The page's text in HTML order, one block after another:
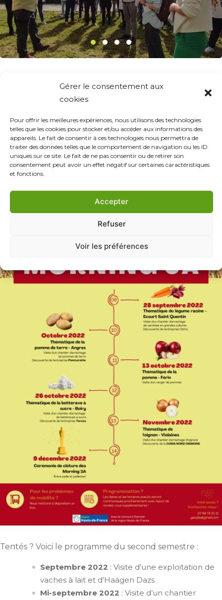
Gérer le consentement aux
cookies
Pour offrir les meilleures expériences, nous utilisons des technologies
telles que les cookies pour stocker et/ou accéder aux informations des
appareils. Le fait de consentir à ces technologies nous permettra de
traiter des données telles que le comportement de navigation ou les ID
uniques sur ce site. Le fait de ne pas consentir ou de retirer son
consentement peut avoir un effet négatif sur certaines caractéristiques
et fonctions.
Accepter
Refuser
Voir les préférences
prescripteurs et leurs bénéficiaires à faire la visite de la
structure tout en découvrant thématiques par
thématiques concrètement ce que veut dire travailler
chezPorketto,Agrafresh, ou tout simplement sur un
plateau de désherbage en grandes cultures.
Tour d'horizon des prochaines matinées
découvertes !
Tentés ? Voici le programme du second semestre :
Septembre 2022 : Visite d’une exploitation de
vaches à lait et d’Haägen Dazs
Mi-septembre 2022 : Visite d’un chantier